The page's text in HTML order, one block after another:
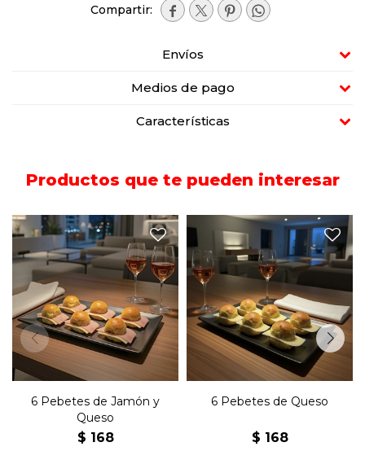
   
Envíos
Medios de pago
Características
Productos que te pueden interesar
Seis pebetes con jamón,
queso y manteca.
6 Pebetes de Jamón y
Queso
$ 168
Seis pebetes con queso y
manteca.
6 Pebetes de Queso
$ 168